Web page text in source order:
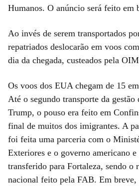
Humanos. O anúncio será feito em
Ao invés de serem transportados
repatriados deslocarão em voos
dia da chegada, custeados pela
Os voos dos EUA chegam de 15
Até o segundo transporte da
Trump, o pouso era feito em
final de muitos dos imigrantes. A
foi feita uma parceria com o
Exteriores e o governo americano
transferido para Fortaleza, sendo o
nacional feito pela FAB. Em breve,